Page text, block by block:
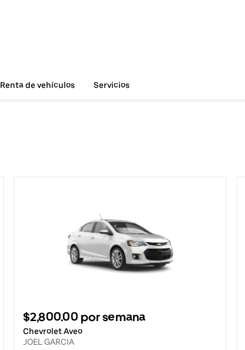
Renta de vehículos Servicios
$2,800.00 por semana
Chevrolet Aveo
JOEL GARCIA